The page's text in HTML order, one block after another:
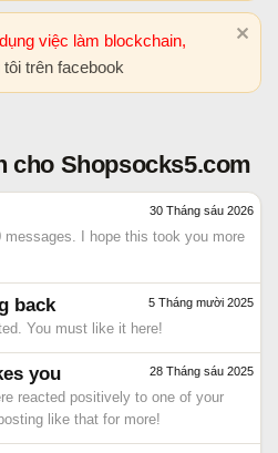
việc làm blockchain,
trên facebook
Shopsocks5.com
30 Tháng sáu 2026
messages. I hope this took you more
5 Tháng mười 2025
back
You must like it here!
28 Tháng sáu 2025
you
reacted positively to one of your
like that for more!